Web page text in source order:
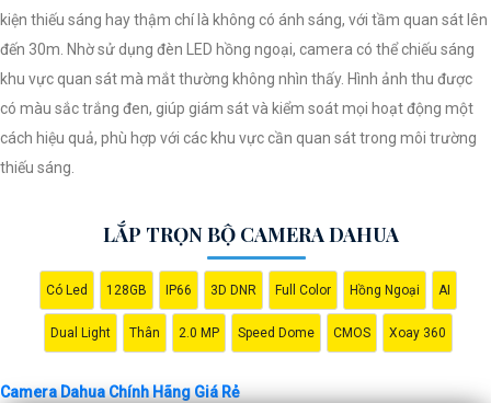
kiện thiếu sáng hay thậm chí là không có ánh sáng, với tầm quan sát lên
đến 30m. Nhờ sử dụng đèn LED hồng ngoại, camera có thể chiếu sáng
khu vực quan sát mà mắt thường không nhìn thấy. Hình ảnh thu được
có màu sắc trắng đen, giúp giám sát và kiểm soát mọi hoạt động một
cách hiệu quả, phù hợp với các khu vực cần quan sát trong môi trường
thiếu sáng.
LẮP TRỌN BỘ CAMERA DAHUA
Có Led 128GB IP66 3D DNR Full Color Hồng Ngoại AI
Dual Light Thân 2.0 MP Speed Dome CMOS Xoay 360
Camera Dahua Chính Hãng Giá Rẻ